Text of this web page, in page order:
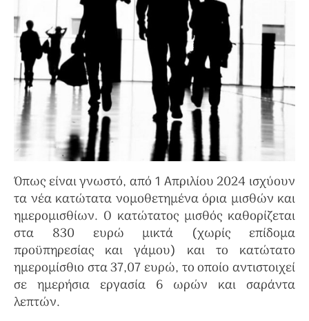
Όπως είναι γνωστό, από 1 Απριλίου 2024 ισχύουν
τα νέα κατώτατα νομοθετημένα όρια μισθών και
ημερομισθίων. Ο κατώτατος μισθός καθορίζεται
στα 830 ευρώ μικτά (χωρίς επίδομα
προϋπηρεσίας και γάμου) και το κατώτατο
ημερομίσθιο στα 37,07 ευρώ, το οποίο αντιστοιχεί
σε ημερήσια εργασία 6 ωρών και σαράντα
λεπτών.